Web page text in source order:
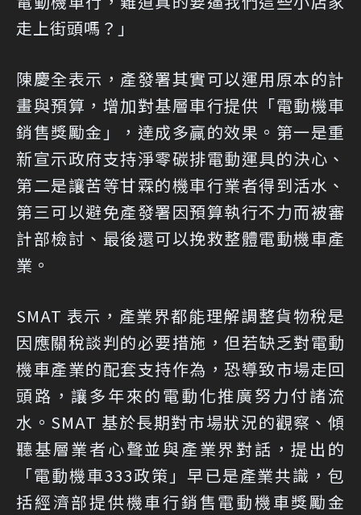
走上街頭嗎？」
陳慶全表示，產發署其實可以運用原本的計
畫與預算，增加對基層車行提供「電動機車
銷售獎勵金」，達成多贏的效果。第一是重
新宣示政府支持淨零碳排電動運具的決心、
第二是讓苦等甘霖的機車行業者得到活水、
第三可以避免產發署因預算執行不力而被審
計部檢討、最後還可以挽救整體電動機車產
業。
SMAT 表示，產業界都能理解調整貨物稅是
因應關稅談判的必要措施，但若缺乏對電動
機車產業的配套支持作為，恐導致市場走回
頭路，讓多年來的電動化推廣努力付諸流
水。SMAT 基於長期對市場狀況的觀察、傾
聽基層業者心聲並與產業界對話，提出的
「電動機車333政策」早已是產業共識，包
括經濟部提供機車行銷售電動機車獎勵金